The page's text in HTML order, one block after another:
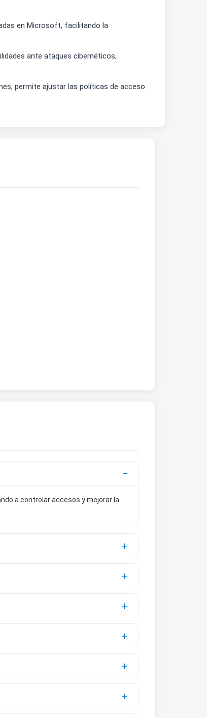
en Microsoft, facilitando la
ante ataques cibernéticos,
permite ajustar las políticas de acceso
a controlar accesos y mejorar la